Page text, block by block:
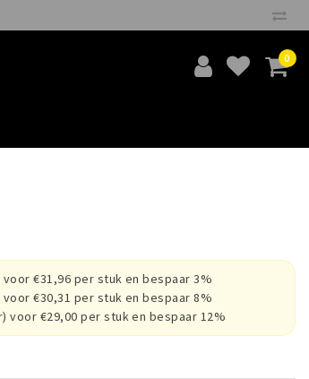
0
€31,96 per stuk en bespaar 3%
€30,31 per stuk en bespaar 8%
voor €29,00 per stuk en bespaar 12%